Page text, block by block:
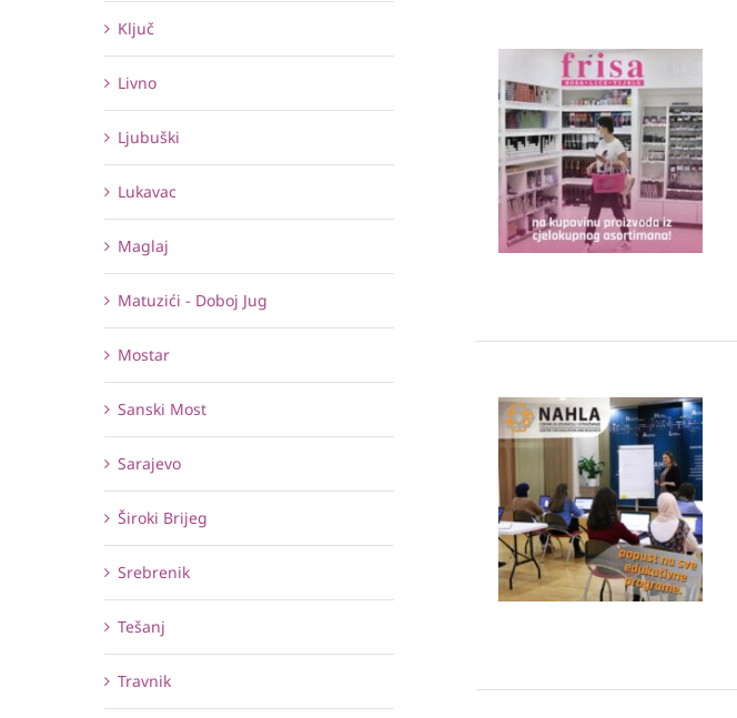
Ključ
Livno
Ljubuški
Lukavac
Maglaj
Matuzići - Doboj Jug
Mostar
Sanski Most
Sarajevo
Široki Brijeg
Srebrenik
Tešanj
Travnik